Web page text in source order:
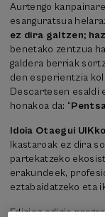
Aurtengo
esanguratsua
ez dira galtzen;
benetako zentzua
galdera berriak
den esperientzia
Descartesen esaldi
honakoa da: “
Idoia Otaegui
Ikastaroak ez dira
partekatzeko
erakundeek,
eztabaidatzeko eta
Edizioz edizio